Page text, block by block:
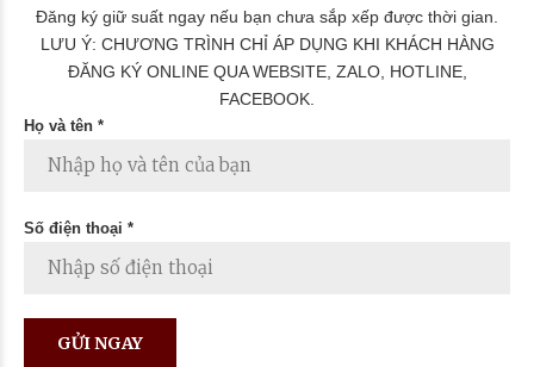
Đăng ký giữ suất ngay nếu bạn chưa sắp xếp được thời gian.
LƯU Ý: CHƯƠNG TRÌNH CHỈ ÁP DỤNG KHI KHÁCH HÀNG
ĐĂNG KÝ ONLINE QUA WEBSITE, ZALO, HOTLINE,
FACEBOOK.
Họ và tên *
Số điện thoại *